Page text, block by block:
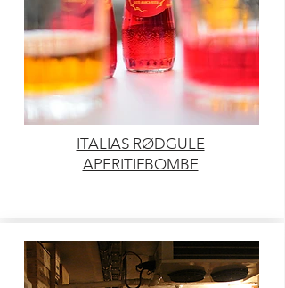
ITALIAS RØDGULE
APERITIFBOMBE